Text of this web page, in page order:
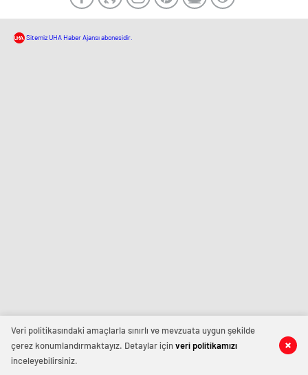
Veri politikasındaki amaçlarla sınırlı ve mevzuata uygun şekilde
çerez konumlandırmaktayız. Detaylar içinveri politikamızı
inceleyebilirsiniz.
Sitemiz UHA Haber Ajansı abonesidir.